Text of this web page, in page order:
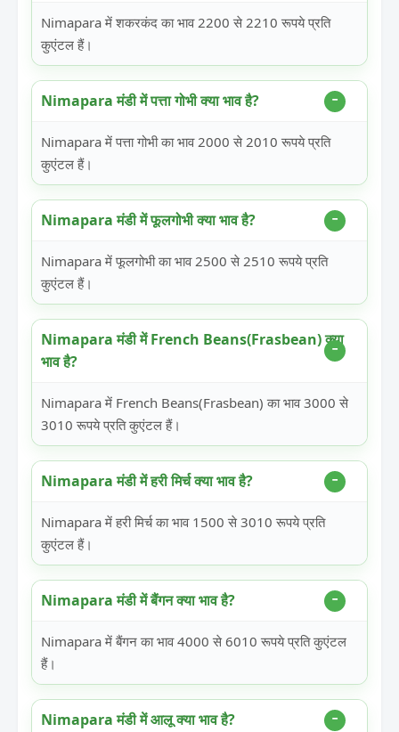
Nimapara में शकरकंद का भाव 2200 से 2210 रूपये प्रति
कुएंटल हैं।
Nimapara मंडी में पत्ता गोभी क्या भाव है?
Nimapara में पत्ता गोभी का भाव 2000 से 2010 रूपये प्रति
कुएंटल हैं।
Nimapara मंडी में फूलगोभी क्या भाव है?
Nimapara में फूलगोभी का भाव 2500 से 2510 रूपये प्रति
कुएंटल हैं।
Nimapara मंडी में French Beans(Frasbean) क्या
भाव है?
Nimapara में French Beans(Frasbean) का भाव 3000 से
3010 रूपये प्रति कुएंटल हैं।
Nimapara मंडी में हरी मिर्च क्या भाव है?
Nimapara में हरी मिर्च का भाव 1500 से 3010 रूपये प्रति
कुएंटल हैं।
Nimapara मंडी में बैंगन क्या भाव है?
Nimapara में बैंगन का भाव 4000 से 6010 रूपये प्रति कुएंटल
हैं।
Nimapara मंडी में आलू क्या भाव है?